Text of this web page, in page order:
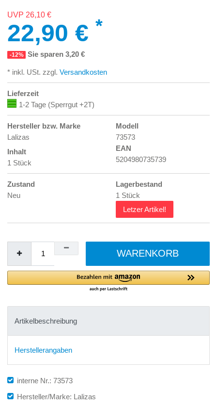
UVP 26,10 €
22,90 € *
-12% Sie sparen 3,20 €
* inkl. USt. zzgl. Versandkosten
Lieferzeit
1-2 Tage (Sperrgut +2T)
Hersteller bzw. Marke
Lalizas
Inhalt
1 Stück
Modell
73573
EAN
5204980735739
Zustand
Neu
Lagerbestand
1 Stück
Letzer Artikel!
WARENKORB
Artikelbeschreibung
Herstellerangaben
interne Nr.: 73573
Hersteller/Marke: Lalizas